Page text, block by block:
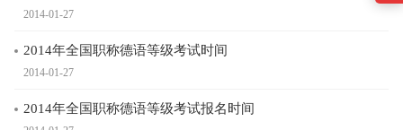
2014-01-27
2014年全国职称德语等级考试时间
2014-01-27
2014年全国职称德语等级考试报名时间